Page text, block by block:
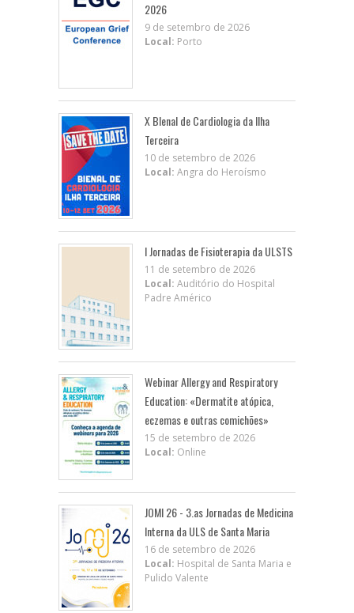
2026
9 de setembro de 2026
Local: Porto
X BIenal de Cardiologia da Ilha
Terceira
10 de setembro de 2026
Local: Angra do Heroísmo
I Jornadas de Fisioterapia da ULSTS
11 de setembro de 2026
Local: Auditório do Hospital
Padre Américo
Webinar Allergy and Respiratory
Education: «Dermatite atópica,
eczemas e outras comichões»
15 de setembro de 2026
Local: Online
JOMI 26 - 3.as Jornadas de Medicina
Interna da ULS de Santa Maria
16 de setembro de 2026
Local: Hospital de Santa Maria e
Pulido Valente